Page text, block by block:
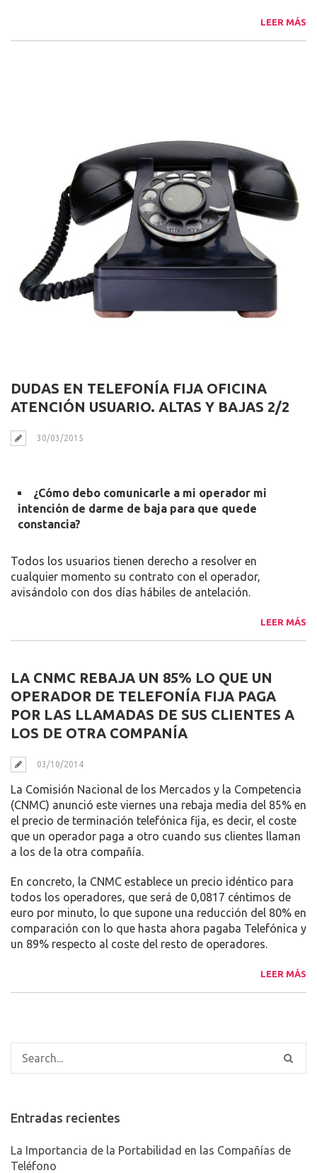
LEER MÁS
DUDAS EN TELEFONÍA FIJA OFICINA
ATENCIÓN USUARIO. ALTAS Y BAJAS 2/2
30/03/2015
¿Cómo debo comunicarle a mi operador mi
intención de darme de baja para que quede
constancia?
Todos los usuarios tienen derecho a resolver en
cualquier momento su contrato con el operador,
avisándolo con dos días hábiles de antelación.
LEER MÁS
LA CNMC REBAJA UN 85% LO QUE UN
OPERADOR DE TELEFONÍA FIJA PAGA
POR LAS LLAMADAS DE SUS CLIENTES A
LOS DE OTRA COMPANÍA
03/10/2014
La Comisión Nacional de los Mercados y la Competencia
(CNMC) anunció este viernes una rebaja media del 85% en
el precio de terminación telefónica fija, es decir, el coste
que un operador paga a otro cuando sus clientes llaman
a los de la otra compañía.
En concreto, la CNMC establece un precio idéntico para
todos los operadores, que será de 0,0817 céntimos de
euro por minuto, lo que supone una reducción del 80% en
comparación con lo que hasta ahora pagaba Telefónica y
un 89% respecto al coste del resto de operadores.
LEER MÁS
Entradas recientes
La Importancia de la Portabilidad en las Compañías de
Teléfono